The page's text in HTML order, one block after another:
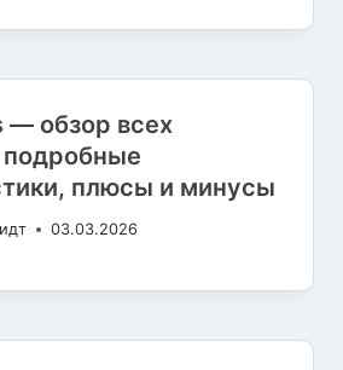
— обзор всех
подробные
плюсы и минусы
03.03.2026